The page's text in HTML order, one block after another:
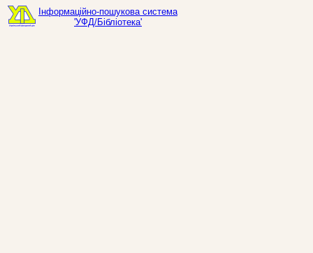
Інформаційно-пошукова система
'УФД/Бібліотека'